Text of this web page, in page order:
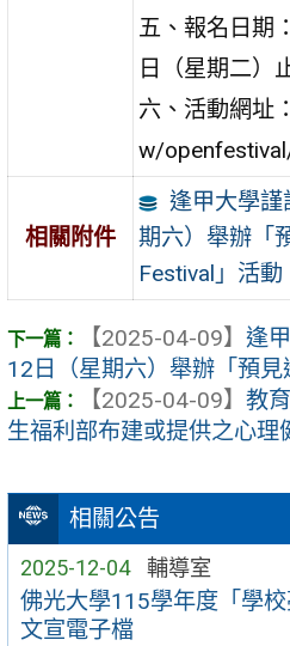
相關公告
2025-12-04 輔導室
佛光大學115學年度「學
文宣電子檔
五、報名日期
日（星期二）
六、活動網址
w/
相關附件
逢甲大學
期六）舉辦「
Festival」活動
【2025-04-09】 逢
12日（星期六）舉辦「預見
【2025-04-09】 教
生福利部布建或提供之心理